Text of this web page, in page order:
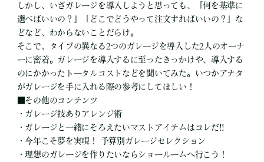
しかし、いざガレージを導入しようと思っても、「何を基準に
選べばいいの？」「どこでどうやって注文すればいいの？」な
どなど、わからないことだらけ。
そこで、タイプの異なる2つのガレージを導入した2人のオーナ
ーに密着。ガレージを導入するに至ったきっかけや、導入する
のにかかったトータルコストなどを聞いてみた。いつかアナタ
がガレージを手に入れる際の参考にしてほしい！
■その他のコンテンツ
・ガレージ技ありアレンジ術
・ガレージと一緒にそろえたいマストアイテムはコレだ!!
・今年こそ夢を実現！ 予算別ガレージセレクション
・理想のガレージを作りたいならショールームへ行こう！